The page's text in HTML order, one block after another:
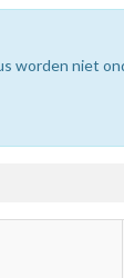
worden niet